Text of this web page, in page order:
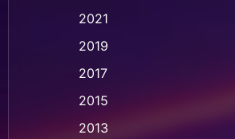
Animation แอนิเมชัน
Animation แอนิเมชั่น
2021
2019
2017
2015
2013